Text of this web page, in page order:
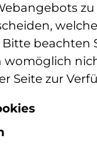
Organisation
beachten
womöglich
Seite zur